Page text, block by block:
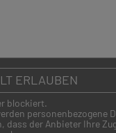
ERLAUBEN
blockiert.
personenbezogene
dass der Anbieter Ihre